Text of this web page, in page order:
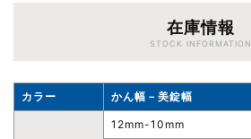
在庫情報
STOCK INFORMATION
カラー かん幅－美錠幅
12mm-10mm